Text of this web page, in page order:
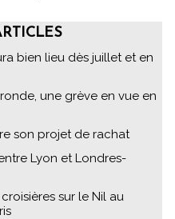
bien lieu dès juillet et en
une grève en vue en
son projet de rachat
Lyon et Londres-
sur le Nil au